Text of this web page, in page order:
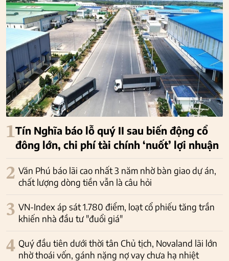
1Tín Nghĩa báo lỗ quý II sau biến động cổ
đông lớn, chi phí tài chính ‘nuốt’ lợi nhuận
2 Văn Phú báo lãi cao nhất 3 năm nhờ bàn giao dự án,
chất lượng dòng tiền vẫn là câu hỏi
3 VN-Index áp sát 1.780 điểm, loạt cổ phiếu tăng trần
khiến nhà đầu tư "đuổi giá"
4 Quý đầu tiên dưới thời tân Chủ tịch, Novaland lãi lớn
nhờ thoái vốn, gánh nặng nợ vay chưa hạ nhiệt